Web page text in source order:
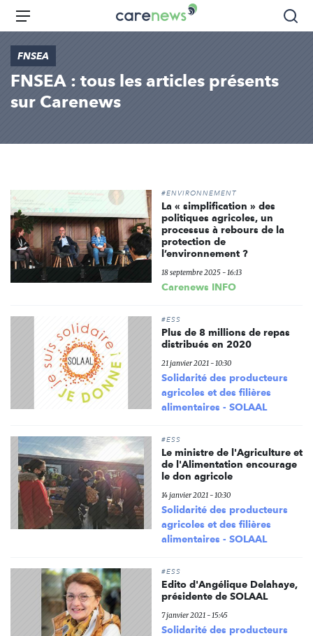
Aller
principal
Carenews,
Le
acteurs
l'engagement
Menu
FNSEA
FNSEA : tous les articles présents
sur Carenews
#ENVIRONNEMENT
La « simplification » des
politiques agricoles, un
processus à rebours de la
protection de
l’environnement ?
18 septembre 2025 - 16:13
Carenews INFO
#ESS
Plus de 8 millions de repas
distribués en 2020
21 janvier 2021 - 10:30
Solidarité des producteurs
agricoles et des filières
alimentaires - SOLAAL
#ESS
Le ministre de l'Agriculture et
de l'Alimentation encourage
le don agricole
14 janvier 2021 - 10:30
Solidarité des producteurs
agricoles et des filières
alimentaires - SOLAAL
#ESS
Edito d'Angélique Delahaye,
présidente de SOLAAL
7 janvier 2021 - 15:45
Solidarité des producteurs